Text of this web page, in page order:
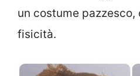
un costume pazzesco,
fisicità.